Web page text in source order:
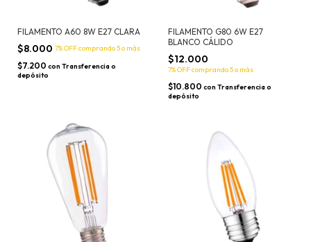
FILAMENTO A60 8W E27 CLARA
$8.000 7% OFFcomprando 5 o más
$7.200 con Transferencia o
depósito
FILAMENTO G80 6W E27
BLANCO CÁLIDO
$12.000
7% OFFcomprando 5 o más
$10.800 con Transferencia o
depósito